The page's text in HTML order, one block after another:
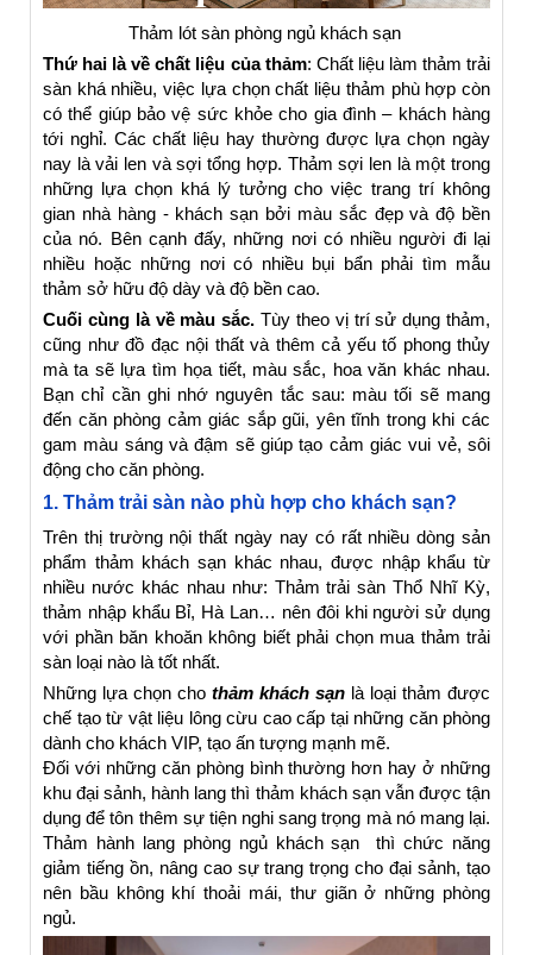
Thảm lót sàn phòng ngủ khách sạn
Thứ hai là về chất liệu của thảm: Chất liệu làm thảm trải
sàn khá nhiều, việc lựa chọn chất liệu thảm phù hợp còn
có thể giúp bảo vệ sức khỏe cho gia đình – khách hàng
tới nghỉ. Các chất liệu hay thường được lựa chọn ngày
nay là vải len và sợi tổng hợp. Thảm sợi len là một trong
những lựa chọn khá lý tưởng cho việc trang trí không
gian nhà hàng - khách sạn bởi màu sắc đẹp và độ bền
của nó. Bên cạnh đấy, những nơi có nhiều người đi lại
nhiều hoặc những nơi có nhiều bụi bẩn phải tìm mẫu
thảm sở hữu độ dày và độ bền cao.
Cuối cùng là về màu sắc. Tùy theo vị trí sử dụng thảm,
cũng như đồ đạc nội thất và thêm cả yếu tố phong thủy
mà ta sẽ lựa tìm họa tiết, màu sắc, hoa văn khác nhau.
Bạn chỉ cần ghi nhớ nguyên tắc sau: màu tối sẽ mang
đến căn phòng cảm giác sắp gũi, yên tĩnh trong khi các
gam màu sáng và đậm sẽ giúp tạo cảm giác vui vẻ, sôi
động cho căn phòng.
1. Thảm trải sàn nào phù hợp cho khách sạn?
Trên thị trường nội thất ngày nay có rất nhiều dòng sản
phẩm thảm khách sạn khác nhau, được nhập khẩu từ
nhiều nước khác nhau như: Thảm trải sàn Thổ Nhĩ Kỳ,
thảm nhập khẩu Bỉ, Hà Lan… nên đôi khi người sử dụng
với phần băn khoăn không biết phải chọn mua thảm trải
sàn loại nào là tốt nhất.
Những lựa chọn cho thảm khách sạn là loại thảm được
chế tạo từ vật liệu lông cừu cao cấp tại những căn phòng
dành cho khách VIP, tạo ấn tượng mạnh mẽ.
Đối với những căn phòng bình thường hơn hay ở những
khu đại sảnh, hành lang thì thảm khách sạn vẫn được tận
dụng để tôn thêm sự tiện nghi sang trọng mà nó mang lại.
Thảm hành lang phòng ngủ khách sạn thì chức năng
giảm tiếng ồn, nâng cao sự trang trọng cho đại sảnh, tạo
nên bầu không khí thoải mái, thư giãn ở những phòng
ngủ.